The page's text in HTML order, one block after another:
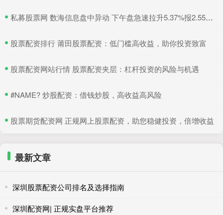
​私募股票网 数海信息盘中异动 下午盘急速拉升5.37%报2.55美元
​股票配资排行 莆田股票配资：低门槛高收益，助你投资致富
​股票配资网站行情 股票配资夹层：杠杆投资的风险与机遇
​#NAME? 炒股配资：借钱炒股，高收益高风险
​股票期货配资网 正规网上股票配资，助您稳健投资，倍增收益
最新文章
深圳股票配资公司排名及选择指南
深圳配资网| 正规实盘平台推荐